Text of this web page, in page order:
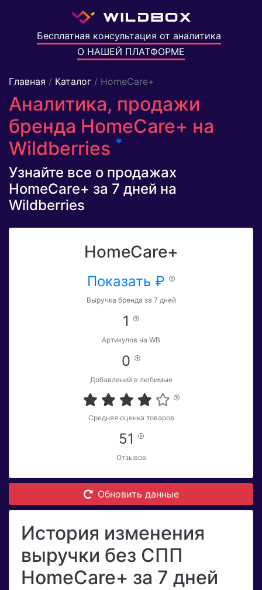
Бесплатная консультация от аналитика
О НАШЕЙ ПЛАТФОРМЕ
Главная / Каталог / HomeCare+
Аналитика, продажи
бренда HomeCare+ на
Wildberries *
Узнайте все о продажах
HomeCare+ за 7 дней на
Wildberries
HomeCare+
Показать ₽
Выручка бренда за 7 дней
1
Артикулов на WB
0
Добавлений в любимые
Средняя оценка товаров
51
Отзывов
Обновить данные
История изменения
выручки без СПП
HomeCare+ за 7 дней